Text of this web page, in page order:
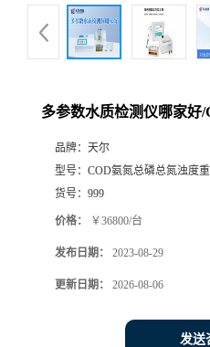
多参数水质检测仪哪家好
品牌： 天尔
型号： COD氨氮总磷总氮浊度
货号： 999
价格： ￥36800/台
发布日期： 2023-08-29
更新日期： 2026-08-06
发送